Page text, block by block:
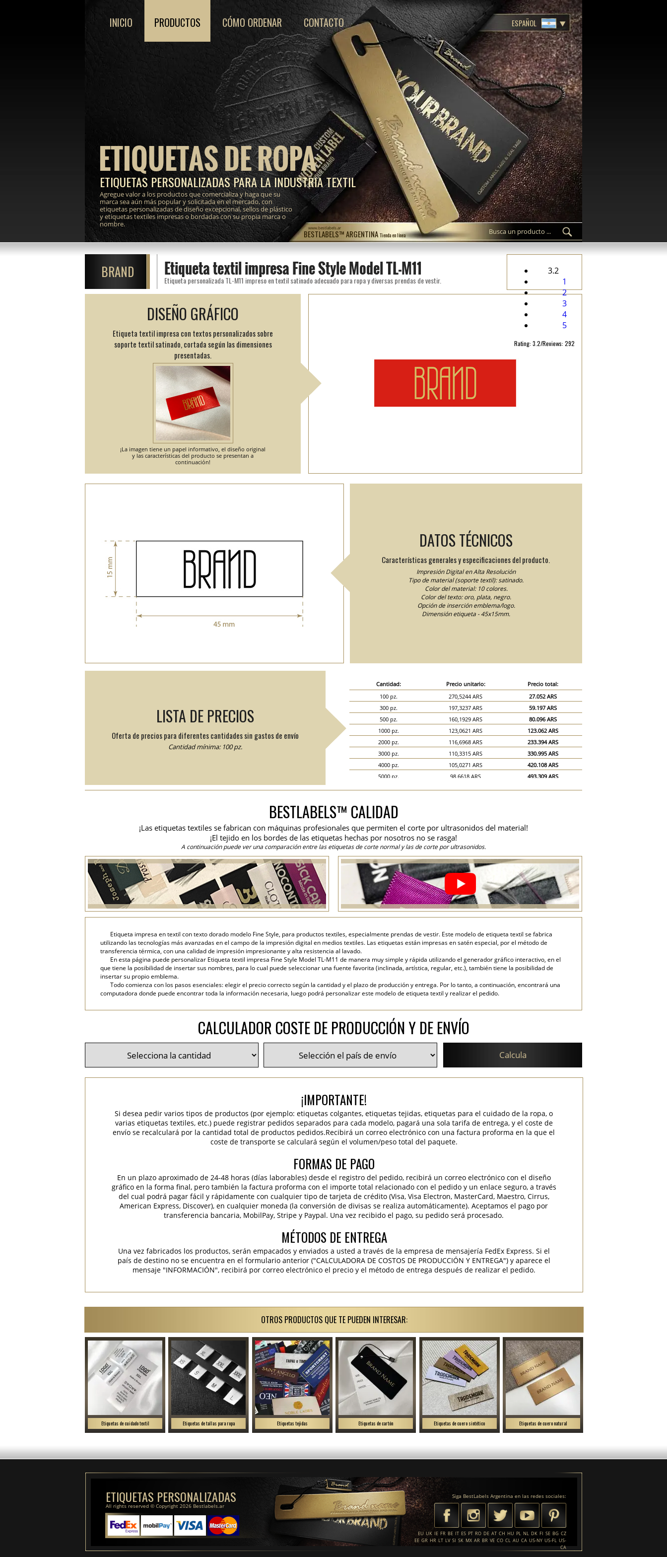
BESTLABELS™ ARGENTINA Tienda en línea
www.bestlabels.ar
ETIQUETAS DE ROPA
ETIQUETAS PERSONALIZADAS PARA LA INDUSTRIA TEXTIL
Agregue valor a los productos que comercializa y haga que su
marca sea aún más popular y solicitada en el mercado, con
etiquetas personalizadas de diseño excepcional, sellos de plástico
y etiquetas textiles impresas o bordadas con su propia marca o
nombre.
INICIO PRODUCTOS CÓMO ORDENAR CONTACTO ESPAÑOL
BRAND Etiqueta textil impresa Fine Style Model TL-M11
Etiqueta personalizada TL-M11 impreso en textil satinado adecuado para ropa y diversas prendas de vestir.
3.2
1
2
3
4
5
Rating: 3.2/Reviews: 292
DISEÑO GRÁFICO
Etiqueta textil impresa con textos personalizados sobre
soporte textil satinado, cortada según las dimensiones
presentadas.
¡La imagen tiene un papel informativo, el diseño original
y las características del producto se presentan a
continuación!
DATOS TÉCNICOS
Características generales y especificaciones del producto.
Impresión Digital en Alta Resolución
Tipo de material (soporte textil): satinado.
Color del material: 10 colores.
Color del texto: oro, plata, negro.
Opción de inserción emblema/logo.
Dimensión etiqueta - 45x15mm.
LISTA DE PRECIOS
Oferta de precios para diferentes cantidades sin gastos de envío
Cantidad mínima: 100 pz.
Cantidad: Precio unitario:
Precio total:
100 pz.
270,5244 ARS
27.052 ARS
300 pz.
197,3237 ARS
59.197 ARS
500 pz.
160,1929 ARS
80.096 ARS
1000 pz.
123,0621 ARS
123.062 ARS
2000 pz.
116,6968 ARS
233.394 ARS
3000 pz.
110,3315 ARS
330.995 ARS
4000 pz.
105,0271 ARS
420.108 ARS
5000 pz.
98,6618 ARS
493.309 ARS
8000 pz.
67,8963 ARS
15000 pz.
61,531 ARS
20000 pz.
55,1658 ARS 1.103.315 ARS
BESTLABELS™ CALIDAD
¡Las etiquetas textiles se fabrican con máquinas profesionales que permiten el corte por ultrasonidos del material!
¡El tejido en los bordes de las etiquetas hechas por nosotros no se rasga!
A continuación puede ver una comparación entre las etiquetas de corte normal y las de corte por ultrasonidos.
Etiqueta impresa en textil con texto dorado modelo Fine Style, para productos textiles, especialmente prendas de vestir. Este modelo de etiqueta textil se fabrica
utilizando las tecnologías más avanzadas en el campo de la impresión digital en medios textiles. Las etiquetas están impresas en satén especial, por el método de
transferencia térmica, con una calidad de impresión impresionante y alta resistencia al lavado.
En esta página puede personalizar Etiqueta textil impresa Fine Style Model TL-M11 de manera muy simple y rápida utilizando el generador gráfico interactivo, en el
que tiene la posibilidad de insertar sus nombres, para lo cual puede seleccionar una fuente favorita (inclinada, artística, regular, etc.), también tiene la posibilidad de
insertar su propio emblema.
Todo comienza con los pasos esenciales: elegir el precio correcto según la cantidad y el plazo de producción y entrega. Por lo tanto, a continuación, encontrará una
computadora donde puede encontrar toda la información necesaria, luego podrá personalizar este modelo de etiqueta textil y realizar el pedido.
CALCULADOR COSTE DE PRODUCCIÓN Y DE ENVÍO
Calcula
¡IMPORTANTE!
Si desea pedir varios tipos de productos (por ejemplo: etiquetas colgantes, etiquetas tejidas, etiquetas para el cuidado de la ropa, o
varias etiquetas textiles, etc.) puede registrar pedidos separados para cada modelo, pagará una sola tarifa de entrega, y el coste de
envío se recalculará por la cantidad total de productos pedidos.Recibirá un correo electrónico con una factura proforma en la que el
coste de transporte se calculará según el volumen/peso total del paquete.
FORMAS DE PAGO
En un plazo aproximado de 24-48 horas (días laborables) desde el registro del pedido, recibirá un correo electrónico con el diseño
gráfico en la forma final, pero también la factura proforma con el importe total relacionado con el pedido y un enlace seguro, a través
del cual podrá pagar fácil y rápidamente con cualquier tipo de tarjeta de crédito (Visa, Visa Electron, MasterCard, Maestro, Cirrus,
American Express, Discover), en cualquier moneda (la conversión de divisas se realiza automáticamente). Aceptamos el pago por
transferencia bancaria, MobilPay, Stripe y Paypal. Una vez recibido el pago, su pedido será procesado.
MÉTODOS DE ENTREGA
Una vez fabricados los productos, serán empacados y enviados a usted a través de la empresa de mensajería FedEx Express. Si el
país de destino no se encuentra en el formulario anterior ("CALCULADORA DE COSTOS DE PRODUCCIÓN Y ENTREGA") y aparece el
mensaje "INFORMACIÓN", recibirá por correo electrónico el precio y el método de entrega después de realizar el pedido.
OTROS PRODUCTOS QUE TE PUEDEN INTERESAR:
Etiquetas de cuidado textil Etiquetas de tallas para ropa Etiquetas tejidas Etiquetas de cartón Etiquetas de cuero sintético Etiquetas de cuero natural
ETIQUETAS PERSONALIZADAS
All rights reserved © Copyright 2026 Bestlabels.ar
Siga BestLabels Argentina en las redes sociales:
EU UK IE FR BE IT ES PT RO DE AT CH HU PL NL DK FI SE BG CZ
EE GR HR LT LV SI SK MX AR BR VE CO CL AU CA US-NY US-FL US-
CA